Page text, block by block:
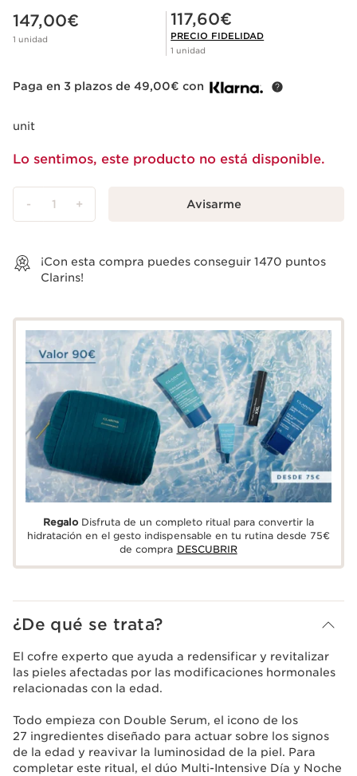
Precio actual 147,00€
147,00€
1 unidad
Precio Fidelidad 117,60€
117,60€
PRECIO FIDELIDAD
1 unidad
Paga en 3 plazos de 49,00€ con
unit
Lo sentimos, este producto no está disponible.
- 1 + Avisarme
¡Con esta compra puedes conseguir 1470 puntos
Clarins!
RegaloDisfruta de un completo ritual para convertir la
hidratación en el gesto indispensable en tu rutina desde 75€
de compra DESCUBRIR
¿De qué se trata?
El cofre experto que ayuda a redensificar y revitalizar
las pieles afectadas por las modificaciones hormonales
relacionadas con la edad.
Todo empieza con Double Serum, el icono de los
27 ingredientes diseñado para actuar sobre los signos
de la edad y reavivar la luminosidad de la piel. Para
completar este ritual, el dúo Multi-Intensive Día y Noche